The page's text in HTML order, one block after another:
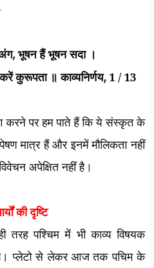
, भूषन हैं भूषन सदा ।
कुरूपता ॥ काव्यनिर्णय, 1 / 13
करने पर हम पाते हैं कि ये संस्कृत के
मात्र हैं और इनमें मौलिकता नहीं
अपेक्षित नहीं है।
की दृष्टि
तरह पश्चिम में भी काव्य विषयक
है। प्लेटो से लेकर आज तक पचिम के